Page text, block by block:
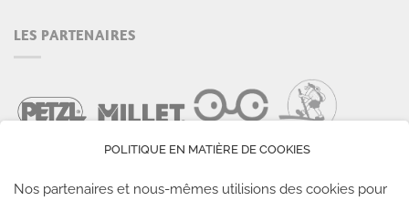
LES PARTENAIRES
POLITIQUE EN MATIÈRE DE COOKIES
Nos partenaires et nous-mêmes utilisions des cookies pour